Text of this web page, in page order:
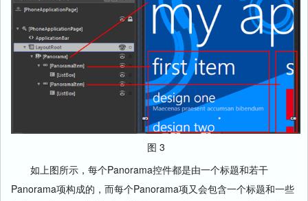
图 3
如上图所示，每个Panorama控件都是由一个标题和若干
Panorama项构成的，而每个Panorama项又会包含一个标题和一些